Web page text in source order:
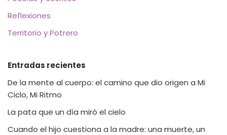
Reflexiones
Territorio y Potrero
Entradas recientes
De la mente al cuerpo: el camino que dio origen a Mi
Ciclo, Mi Ritmo
La pata que un día miró el cielo
Cuando el hijo cuestiona a la madre: una muerte, un